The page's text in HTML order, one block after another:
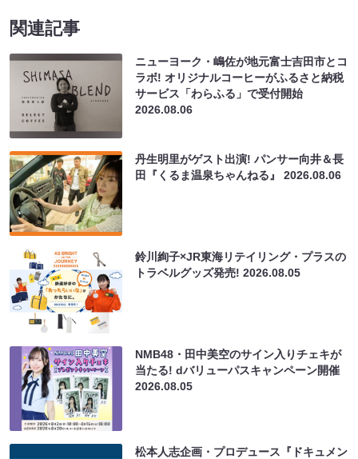
関連記事
ニューヨーク・嶋佐が地元富士吉田市とコ
ラボ! オリジナルコーヒーがふるさと納税
サービス「わらふる」で受付開始
2026.08.06
丹生明里がゲスト出演! パンサー向井＆長
田『くるま温泉ちゃんねる』2026.08.06
鈴川絢子×JR東海リテイリング・プラスの
トラベルグッズ発売!2026.08.05
NMB48・田中美空のサイン入りチェキが
当たる! dバリューパスキャンペーン開催
2026.08.05
松本人志企画・プロデュース『ドキュメン